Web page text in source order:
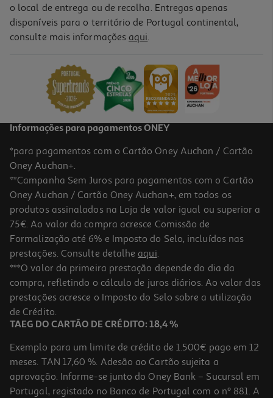
Livro Como Cativar Um Marquês De: Julia Quinn
PVP de editor
17,55 €
-10%
Livro O Amor Não Vem Com Gps De Hannah Brown
16.97 €/un
18,85 € PVP de editor
16,97 €
o local de entrega ou de recolha. Entregas apenas
disponíveis para o território de Portugal continental,
consulte mais informações aqui.
Informações para pagamentos ONEY
*para pagamentos com o Cartão Oney Auchan / Cartão
Oney Auchan+.
**Campanha Sem Juros para pagamentos com o Cartão
Oney Auchan / Cartão Oney Auchan+, em todos os
produtos assinalados na Loja de valor igual ou superior a
75€. Ao valor da compra acresce Comissão de
Formalização até 6% e Imposto do Selo, incluídos nas
prestações. Consulte detalhe aqui.
***O valor da primeira prestação depende do dia da
compra, refletindo o cálculo de juros diários. Ao valor das
prestações acresce o Imposto do Selo sobre a utilização
de Crédito.
TAEG DO CARTÃO DE CRÉDITO: 18,4 %
Exemplo para um limite de crédito de 1.500€ pago em 12
meses. TAN 17,60 %. Adesão ao Cartão sujeita a
aprovação. Informe-se junto do Oney Bank – Sucursal em
Portugal, registado no Banco de Portugal com o nº 881. A